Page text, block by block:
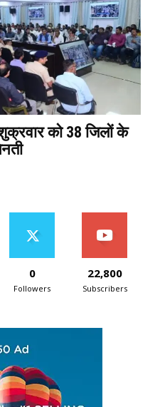
को 38 जिलों के
0
Followers
22,800
Subscribers